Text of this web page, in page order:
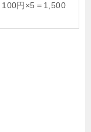
円×5＝1,500